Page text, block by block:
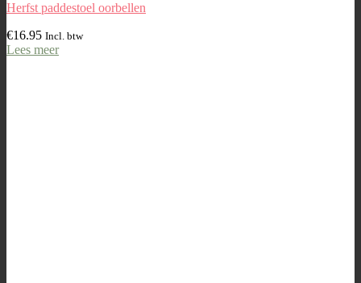
Herfst paddestoel oorbellen
€16.95 Incl. btw
Lees meer